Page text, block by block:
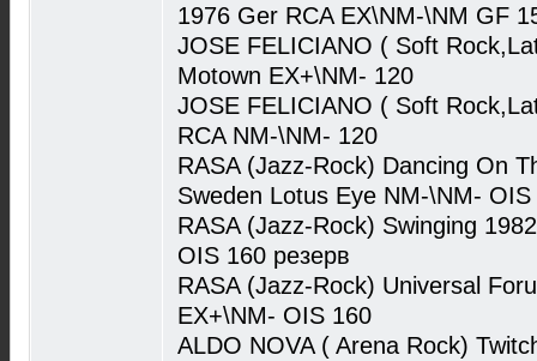
1976 Ger RCA EX\NM-\NM GF
JOSE FELICIANO ( Soft
Motown EX+\NM- 120
JOSE FELICIANO ( Soft
RCA NM-\NM- 120
RASA (Jazz-Rock) Dancing On
Sweden Lotus Eye NM-\NM- OIS
RASA (Jazz-Rock) Swinging
OIS 160 резерв
RASA (Jazz-Rock) Universal
EX+\NM- OIS 160
ALDO NOVA ( Arena Rock)